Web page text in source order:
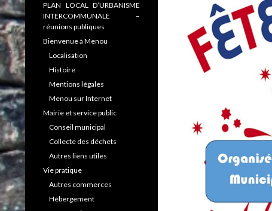
PLAN LOCAL D’URBANISME
INTERCOMMUNALE –
réunions publiques
Bienvenue à Menou
Localisation
Histoire
Mentions légales
Menou sur Internet
Mairie et service public
Conseil municipal
Collecte des déchets
Autres liens utiles
Vie pratique
Autres commerces
Hébergement